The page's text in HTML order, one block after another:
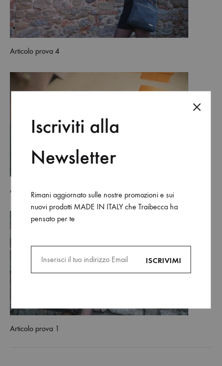
Articolo prova 4
Articolo prova 2
Articolo prova 1
Iscriviti alla
Newsletter
Rimani aggiornato sulle nostre promozioni e sui
nuovi prodotti MADE IN ITALY che Traibecca ha
pensato per te